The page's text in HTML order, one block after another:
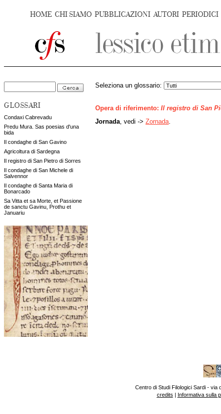
HOME CHI SIAMO PUBBLICAZIONI AUTORI PERIODICI
GLOSSARI
Condaxi Cabrevadu
Predu Mura. Sas poesias d'una
bida
Il condaghe di San Gavino
Agricoltura di Sardegna
Il registro di San Pietro di Sorres
Il condaghe di San Michele di
Salvennor
Il condaghe di Santa Maria di
Bonarcado
Sa Vitta et sa Morte, et Passione
de sanctu Gavinu, Prothu et
Januariu
Seleziona un glossario:
Opera di riferimento: Il registro di San
Jornada , vedi -> Zornada
Centro di Studi Filologici Sardi - via
credits | Informativa sulla